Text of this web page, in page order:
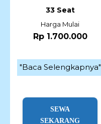
33 Seat
Harga Mulai
Rp 1.700.000
"Baca Selengkapnya"
SEWA
SEKARANG